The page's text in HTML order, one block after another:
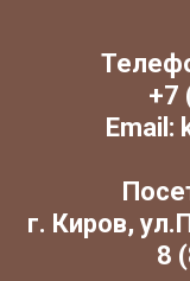
+7
Email:
г. Киров,
8